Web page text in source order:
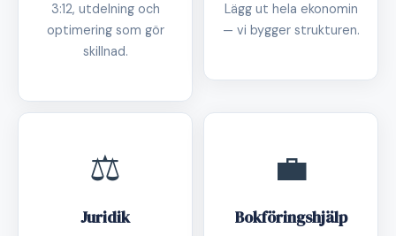
3:12, utdelning och
optimering som gör
skillnad.
Lägg ut hela ekonomin
— vi bygger strukturen.
⚖️
Juridik
💼
Bokföringshjälp